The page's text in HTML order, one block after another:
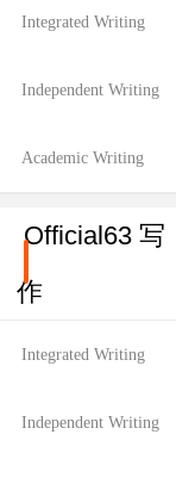
Integrated Writing
Independent Writing
Academic Writing
Official63 写
作
Integrated Writing
Independent Writing